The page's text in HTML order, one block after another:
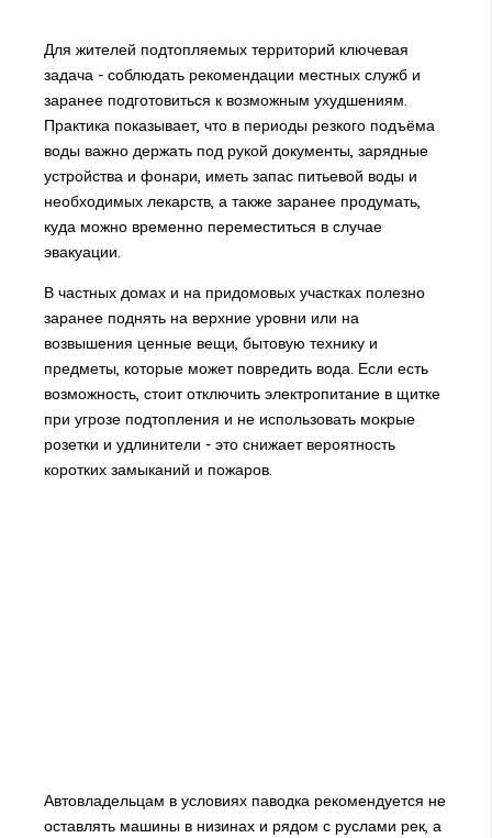
Для жителей подтопляемых территорий ключевая
задача - соблюдать рекомендации местных служб и
заранее подготовиться к возможным ухудшениям.
Практика показывает, что в периоды резкого подъёма
воды важно держать под рукой документы, зарядные
устройства и фонари, иметь запас питьевой воды и
необходимых лекарств, а также заранее продумать,
куда можно временно переместиться в случае
эвакуации.
В частных домах и на придомовых участках полезно
заранее поднять на верхние уровни или на
возвышения ценные вещи, бытовую технику и
предметы, которые может повредить вода. Если есть
возможность, стоит отключить электропитание в щитке
при угрозе подтопления и не использовать мокрые
розетки и удлинители - это снижает вероятность
коротких замыканий и пожаров.
Автовладельцам в условиях паводка рекомендуется не
оставлять машины в низинах и рядом с руслами рек, а